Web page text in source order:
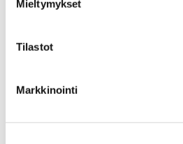
Mieltymykset
Tilastot
Markkinointi